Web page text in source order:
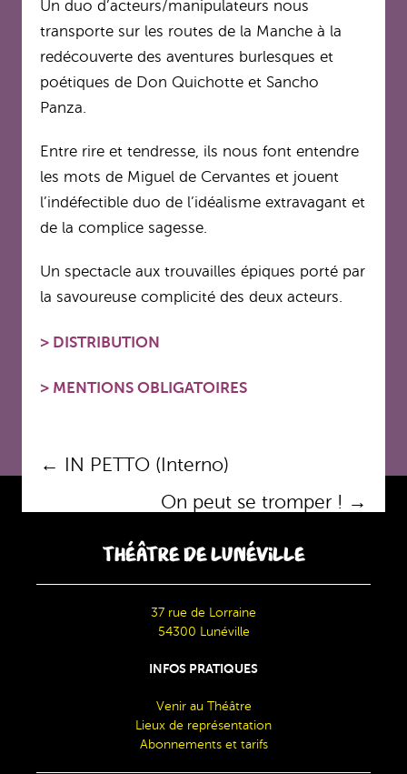
Un duo d’acteurs/manipulateurs nous
transporte sur les routes de la Manche à la
redécouverte des aventures burlesques et
poétiques de Don Quichotte et Sancho
Panza.
Entre rire et tendresse, ils nous font entendre
les mots de Miguel de Cervantes et jouent
l’indéfectible duo de l’idéalisme extravagant et
de la complice sagesse.
Un spectacle aux trouvailles épiques porté par
la savoureuse complicité des deux acteurs.
> DISTRIBUTION
> MENTIONS OBLIGATOIRES
Navigation
← IN PETTO (Interno)
On peut se tromper ! →
THÉÂTRE DE LUNÉVILLE
37 rue de Lorraine
54300 Lunéville
INFOS PRATIQUES
Venir au Théâtre
Lieux de représentation
Abonnements et tarifs